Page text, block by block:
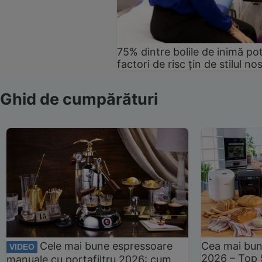
75% dintre bolile de inimă
factori de risc țin de stilul
Ghid de cumpărături
VIDEO
Cele mai bune espressoare
manuale cu portafiltru 2026: cum
Cea mai
2026 –